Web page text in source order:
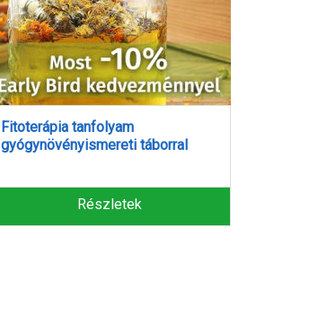
Fitoterapeuta csomag – három
tanfolyam
Részletek